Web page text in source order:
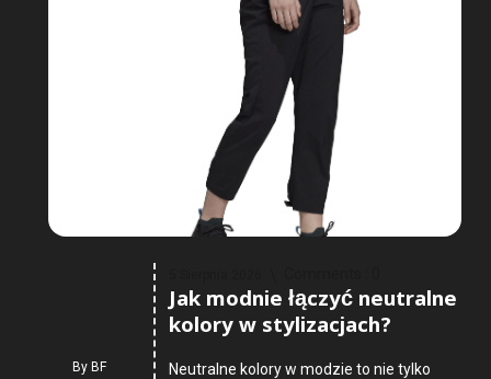
ByBF
Jak modnie łączyć neutralne
kolory w stylizacjach?
Neutralne kolory w modzie to nie tylko